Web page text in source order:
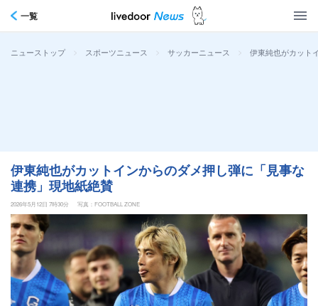
一覧
ニューストップ > スポーツニュース > サッカーニュース > 伊東純也がカット
伊東純也がカットインからのダメ押し弾に「見事な
連携」現地紙絶賛
2026年5月12日 7時30分 写真：FOOTBALL ZONE